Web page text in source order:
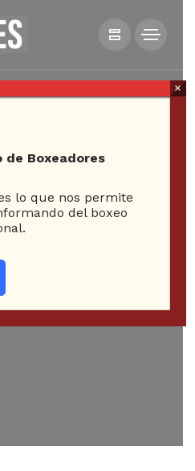
de Boxeadores
lo que nos permite
del boxeo
×